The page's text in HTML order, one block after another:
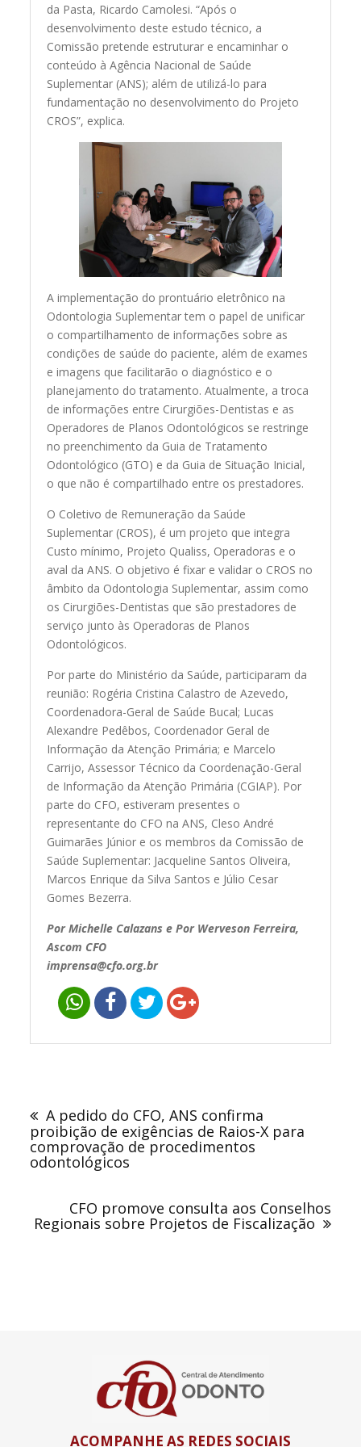
da Pasta, Ricardo Camolesi. “Após o
desenvolvimento deste estudo técnico, a
Comissão pretende estruturar e encaminhar o
conteúdo à Agência Nacional de Saúde
Suplementar (ANS); além de utilizá-lo para
fundamentação no desenvolvimento do Projeto
CROS”, explica.
A implementação do prontuário eletrônico na
Odontologia Suplementar tem o papel de unificar
o compartilhamento de informações sobre as
condições de saúde do paciente, além de exames
e imagens que facilitarão o diagnóstico e o
planejamento do tratamento. Atualmente, a troca
de informações entre Cirurgiões-Dentistas e as
Operadores de Planos Odontológicos se restringe
no preenchimento da Guia de Tratamento
Odontológico (GTO) e da Guia de Situação Inicial,
o que não é compartilhado entre os prestadores.
O Coletivo de Remuneração da Saúde
Suplementar (CROS), é um projeto que integra
Custo mínimo, Projeto Qualiss, Operadoras e o
aval da ANS. O objetivo é fixar e validar o CROS no
âmbito da Odontologia Suplementar, assim como
os Cirurgiões-Dentistas que são prestadores de
serviço junto às Operadoras de Planos
Odontológicos.
Por parte do Ministério da Saúde, participaram da
reunião: Rogéria Cristina Calastro de Azevedo,
Coordenadora-Geral de Saúde Bucal; Lucas
Alexandre Pedêbos, Coordenador Geral de
Informação da Atenção Primária; e Marcelo
Carrijo, Assessor Técnico da Coordenação-Geral
de Informação da Atenção Primária (CGIAP). Por
parte do CFO, estiveram presentes o
representante do CFO na ANS, Cleso André
Guimarães Júnior e os membros da Comissão de
Saúde Suplementar: Jacqueline Santos Oliveira,
Marcos Enrique da Silva Santos e Júlio Cesar
Gomes Bezerra.
Por Michelle Calazans ePor Werveson Ferreira,
Ascom CFO
imprensa@cfo.org.br
Post
A pedido do CFO, ANS confirma
proibição de exigências de Raios-X para
comprovação de procedimentos
odontológicos
CFO promove consulta aos Conselhos
Regionais sobre Projetos de Fiscalização
ACOMPANHE AS REDES SOCIAIS